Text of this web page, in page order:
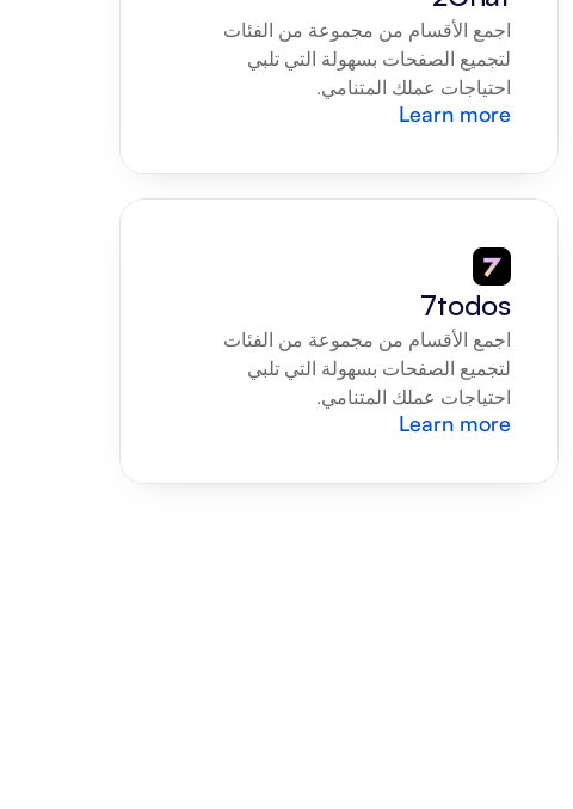
احتياجات عملك المتنامي.
Learn more
7todos
احتياجات عملك المتنامي.
Learn more